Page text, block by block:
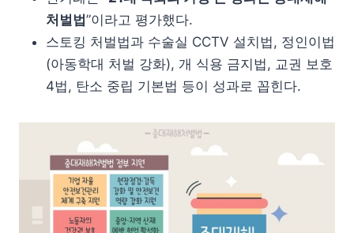
처벌법”이라고 평가했다.
스토킹 처벌법과 수술실 CCTV 설치법, 정인이법
(아동학대 처벌 강화), 개 식용 금지법, 교권 보호
4법, 탄소 중립 기본법 등이 성과로 꼽힌다.